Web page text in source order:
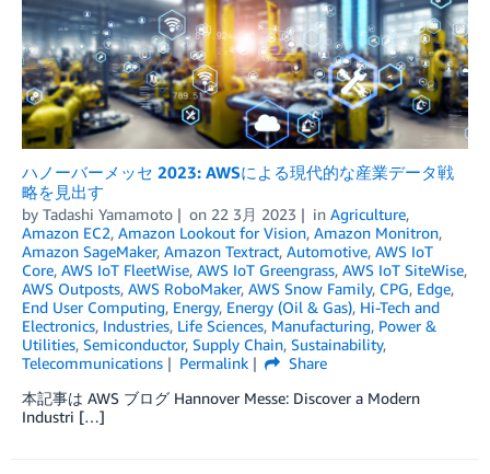
ハノーバーメッセ 2023: AWSによる現代的な産業データ戦
略を見出す
by Tadashi Yamamoto on 22 3月 2023 in Agriculture,
Amazon EC2, Amazon Lookout for Vision, Amazon Monitron,
Amazon SageMaker, Amazon Textract, Automotive, AWS IoT
Core, AWS IoT FleetWise, AWS IoT Greengrass, AWS IoT SiteWise,
AWS Outposts, AWS RoboMaker, AWS Snow Family, CPG, Edge,
End User Computing, Energy, Energy (Oil & Gas), Hi-Tech and
Electronics, Industries, Life Sciences, Manufacturing, Power &
Utilities, Semiconductor, Supply Chain, Sustainability,
Telecommunications
Permalink
Share
本記事は AWS ブログ Hannover Messe: Discover a Modern
Industri […]